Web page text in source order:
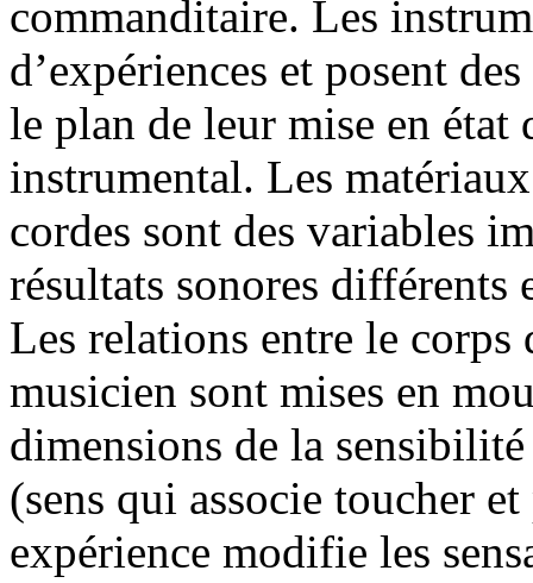
commanditaire. Les
d’expériences et posent
le plan de leur mise en état
instrumental. Les
cordes sont des variables
résultats sonores différents
Les relations entre le
musicien sont mises en
dimensions de la
(sens qui associe toucher
expérience modifie les